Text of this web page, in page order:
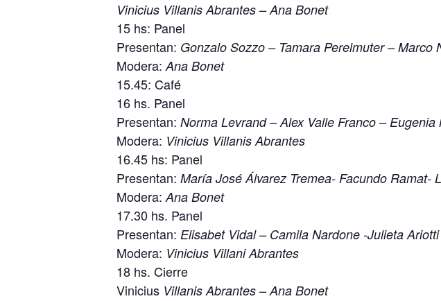
Vinicius Villanis Abrantes – Ana Bonet
15 hs: Panel
Presentan: Gonzalo Sozzo – Tamara Perelmuter – Marco
Modera: Ana Bonet
15.45: Café
16 hs. Panel
Presentan: Norma Levrand – Alex Valle Franco –
Modera: Vinicius Villanis Abrantes
16.45 hs: Panel
Presentan: María José Álvarez Tremea- Facundo Ramat-
Modera: Ana Bonet
17.30 hs. Panel
Presentan: Elisabet Vidal – Camila Nardone -Julieta
Modera: Vinicius Villani Abrantes
18 hs. Cierre
Vinicius Villanis Abrantes – Ana Bonet